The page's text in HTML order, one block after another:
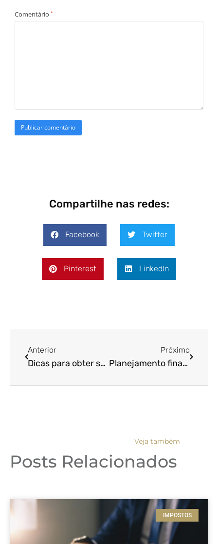
Comentário *
Compartilhe nas redes:
Facebook Twitter
Pinterest LinkedIn
Anterior
Dicas para obter sucesso com uma gestão empresarial eficiente
Próximo
Planejamento financeiro: veja agora a chave do sucesso para o seu negócio
Veja também
Posts Relacionados
IMPOSTOS